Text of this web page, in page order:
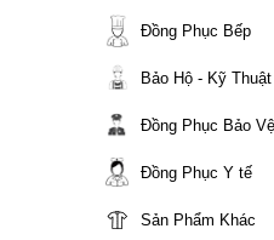
Đồng Phục Bếp
Bảo Hộ - Kỹ Thuật
Đồng Phục Bảo Vệ
Đồng Phục Y tế
Sản Phẩm Khác